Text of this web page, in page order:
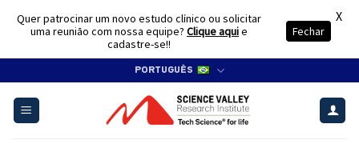
content
PORTUGUÊS
Quer patrocinar um novo estudo clínico ou solicitar
uma reunião com nossa equipe? Clique aquie
cadastre-se!!
Fechar
X